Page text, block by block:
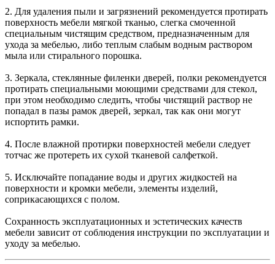
2. Для удаления пыли и загрязнений рекомендуется протирать
поверхность мебели мягкой тканью, слегка смоченной
специальным чистящим средством, предназначенным для
ухода за мебелью, либо теплым слабым водным раствором
мыла или стирального порошка.
3. Зеркала, стеклянные филенки дверей, полки рекомендуется
протирать специальными моющими средствами для стекол,
при этом необходимо следить, чтобы чистящий раствор не
попадал в пазы рамок дверей, зеркал, так как они могут
испортить рамки.
4. После влажной протирки поверхностей мебели следует
тотчас же протереть их сухой тканевой салфеткой.
5. Исключайте попадание воды и других жидкостей на
поверхности и кромки мебели, элементы изделий,
соприкасающихся с полом.
Сохранность эксплуатационных и эстетических качеств
мебели зависит от соблюдения инструкции по эксплуатации и
уходу за мебелью.